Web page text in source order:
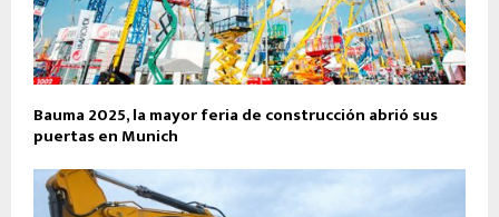
Bauma 2025, la mayor feria de construcción abrió sus
puertas en Munich